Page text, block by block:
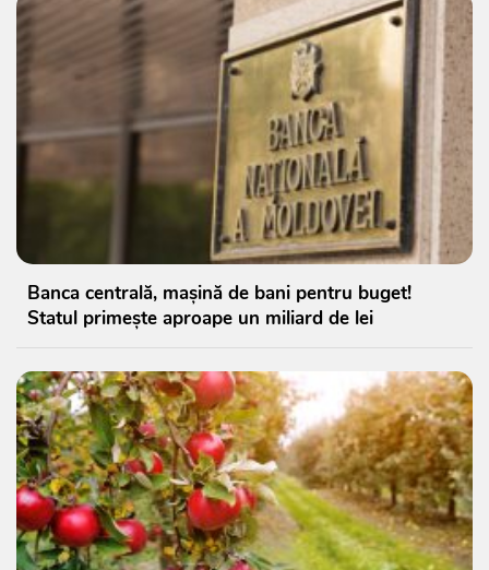
Banca centrală, mașină de bani pentru buget!
Statul primește aproape un miliard de lei